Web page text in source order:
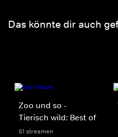
Das könnte dir auch
Zoo und so -
Tierisch wild: Best of
S1 streamen